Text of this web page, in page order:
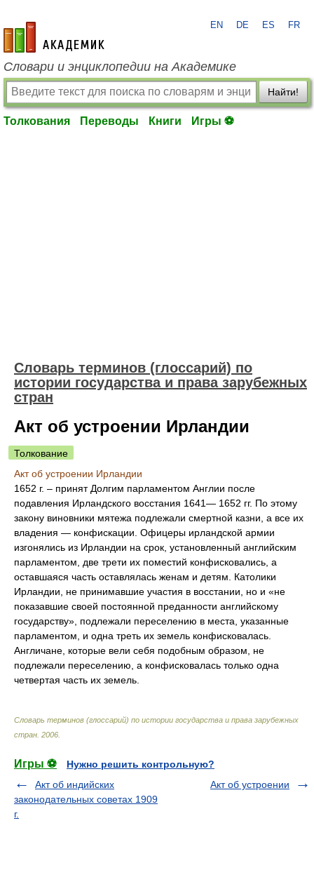
academic.ru
EN DE ES FR
Словари и энциклопедии на Академике
Найти!
Толкования Переводы Книги Игры ⚽
Словарь терминов (глоссарий) по
истории государства и права зарубежных
стран
Акт об устроении Ирландии
Толкование
Акт об устроении Ирландии
1652 г. – принят Долгим парламентом Англии после
подавления Ирландского восстания 1641— 1652 гг. По этому
закону виновники мятежа подлежали смертной казни, а все их
владения — конфискации. Офицеры ирландской армии
изгонялись из Ирландии на срок, установленный английским
парламентом, две трети их поместий конфисковались, а
оставшаяся часть оставлялась женам и детям. Католики
Ирландии, не принимавшие участия в восстании, но и «не
показавшие своей постоянной преданности английскому
государству», подлежали переселению в места, указанные
парламентом, и одна треть их земель конфисковалась.
Англичане, которые вели себя подобным образом, не
подлежали переселению, а конфисковалась только одна
четвертая часть их земель.
Словарь терминов (глоссарий) по истории государства и права зарубежных
стран 2006
Игры ⚽
Нужно решить контрольную?
Акт об индийских
законодательных советах 1909
г.
Акт об устроении